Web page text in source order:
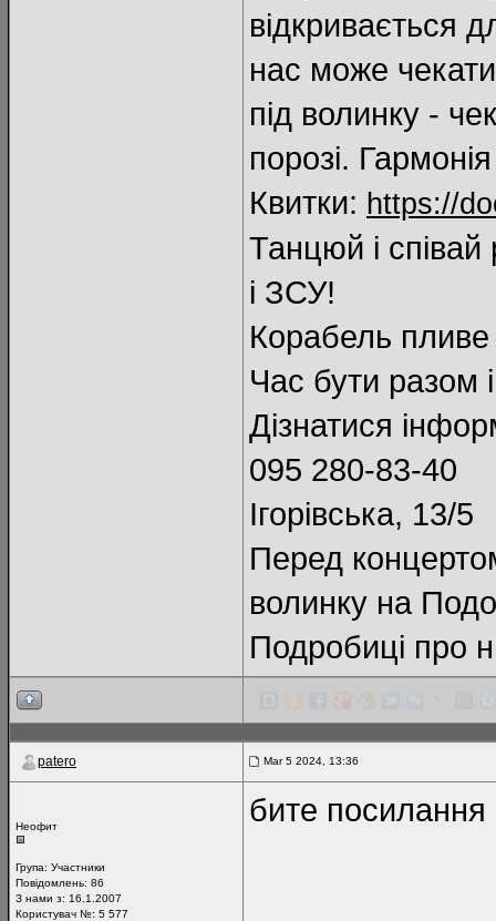
відкривається
нас може
під волинку -
порозі.
Квитки: https://
Танцюй і
і ЗСУ!
Корабель
Час бути разом
Дізнатися
095 280-83-40
Ігорівська, 13/5
Перед
волинку на
Подробиці про
patero Mar 5 2024, 13:36
Неофит
Група: Участники
Повідомлень: 86
З нами з: 16.1.2007
Користувач №: 5 577
бите посилання